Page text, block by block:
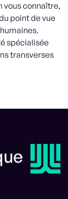
vous connaître,
point de vue
spécialisée
transverses